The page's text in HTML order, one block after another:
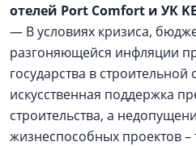
отелей Port Comfort и УК
— В условиях кризиса,
разгоняющейся инфляции
государства в строительной
искусственная поддержка
строительства, а
жизнеспособных проектов –